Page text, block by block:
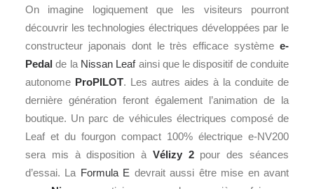
On imagine logiquement que les visiteurs pourront
découvrir les technologies électriques développées par le
constructeur japonais dont le très efficace système e-
Pedal de la Nissan Leafainsi que le dispositif de conduite
autonome ProPILOT. Les autres aides à la conduite de
dernière génération feront également l’animation de la
boutique. Un parc de véhicules électriques composé de
Leaf et du fourgon compact 100% électrique e-NV200
sera mis à disposition à Vélizy 2pour des séances
d’essai. La Formula E devrait aussi être mise en avant